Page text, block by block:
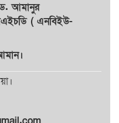
আমানুর
( এনবিইউ-